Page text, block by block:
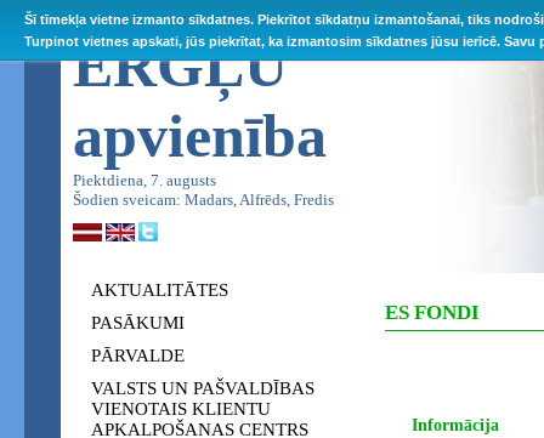
Šī tīmekļa vietne izmanto sīkdatnes. Piekrītot sīkdatņu izmantošanai, tiks
Turpinot vietnes apskati, jūs piekrītat, ka izmantosim sīkdatnes jūsu ierīcē.
ĒRGĻU
apvienība
Piektdiena, 7. augusts
Šodien sveicam: Madars, Alfrēds, Fredis
AKTUALITĀTES
PASĀKUMI
PĀRVALDE
VALSTS UN PAŠVALDĪBAS
VIENOTAIS KLIENTU
APKALPOŠANAS CENTRS
ES FONDI
Informācija